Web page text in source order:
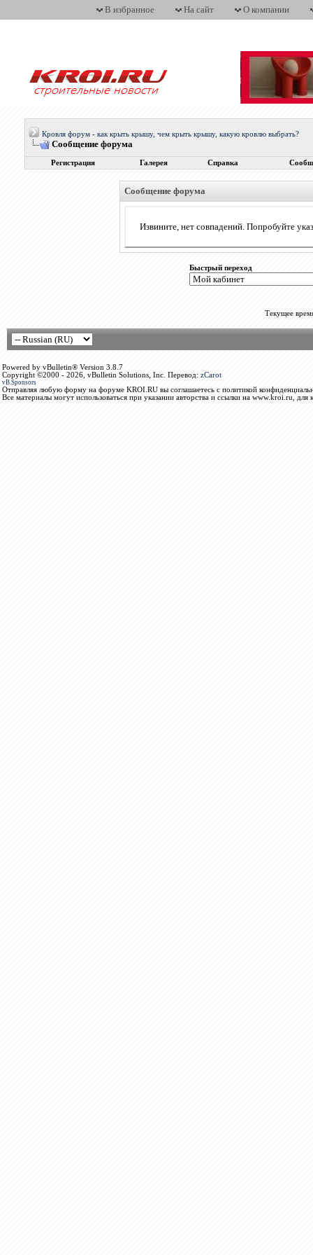
В избранное На сайт О компании
Кровля форум - как крыть крышу, чем крыть крышу, какую кровлю выбрать?
Сообщение форума
Регистрация Галерея Справка
Сообщение форума
Извините, нет совпадений. Попробуйте
Быстрый переход
Текущее
Powered by vBulletin® Version 3.8.7
Copyright ©2000 - 2026, vBulletin Solutions, Inc. Перевод: zCarot
vB.Sponsors
Отправляя любую форму на форуме KROI.RU вы соглашаетесь с политикой
Все материалы могут использоваться при указании авторства и ссылки на www.kroi.ru, для